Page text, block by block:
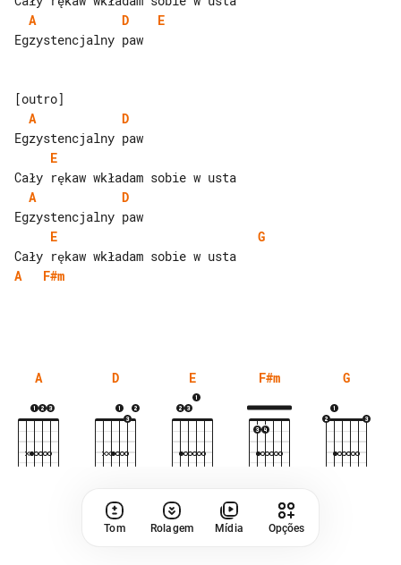
A
D
E
Egzystencjalny paw
A
D
E
A
D
E
G
A
F#m
A D E F#m G
Tom Rolagem Mídia Opções